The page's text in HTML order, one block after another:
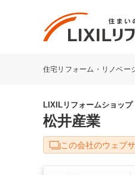
リフォ
キッ
洗面
LIXILリ
住宅リフォーム・リノベー
LIXILリフォームショップ
松井産業
この会社のウェブ